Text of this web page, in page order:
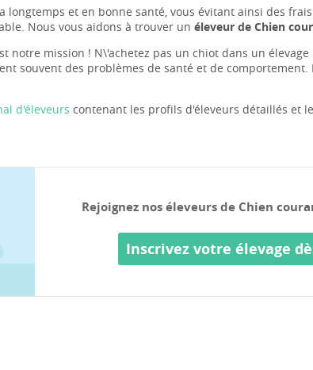
longtemps et en bonne santé, vous évitant ainsi des
Nous vous aidons à trouver un éleveur de Chien
notre mission ! N\'achetez pas un chiot dans un
souvent des problèmes de santé et de comportement.
d'éleveurs contenant les profils d'éleveurs détaillés et
Rejoignez nos éleveurs de Chien
Inscrivez votre élevage